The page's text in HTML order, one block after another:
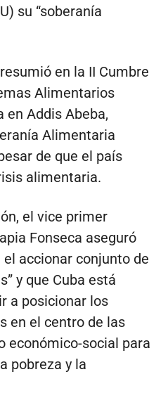
su “soberanía
en la II Cumbre
Alimentarios
en Addis Abeba,
Alimentaria
de que el país
alimentaria.
el vice primer
Fonseca aseguró
accionar conjunto de
y que Cuba está
a posicionar los
en el centro de las
económico-social para
pobreza y la